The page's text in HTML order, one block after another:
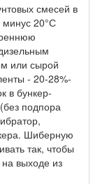
смесей в
минус 20°С
или сырой
- 20-28%-
в бункер-
подпора
Шиберную
так, чтобы
выходе из